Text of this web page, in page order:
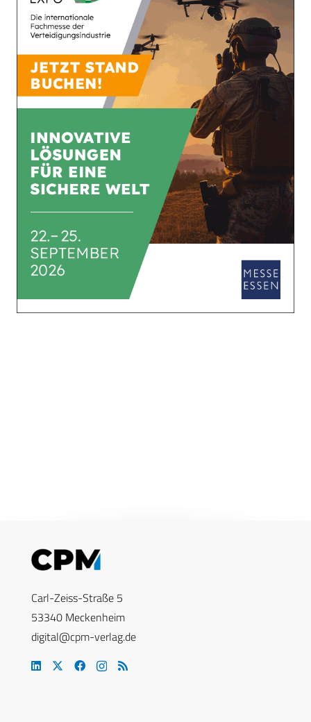
Carl-Zeiss-Straße 5
53340 Meckenheim
digital@cpm-verlag.de